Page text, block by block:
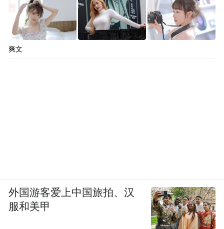
爽文
外国游客爱上中国旅拍、汉
服和美甲